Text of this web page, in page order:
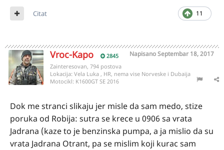
11
Citat
Vroc-Kapo 2845 NapisanoSeptembar 18, 2017
Zainteresovan, 794 postova
Lokacija: Vela Luka , HR, nema vise Norveske i Dubaija
Motocikl: K1600GT SE 2016
Dok me stranci slikaju jer misle da sam medo, stize
poruka od Robija: sutra se krece u 0906 sa vrata
Jadrana (kaze to je benzinska pumpa, a ja mislio da su
vrata Jadrana Otrant, pa se mislim koji kurac sam